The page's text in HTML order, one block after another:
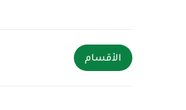
الأقسام